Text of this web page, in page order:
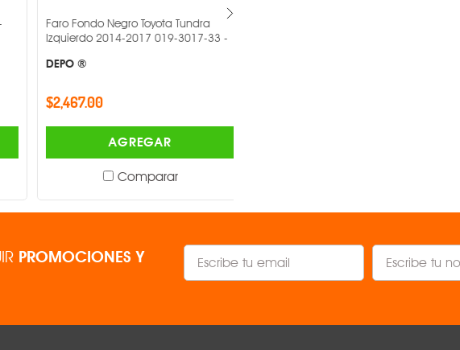
Faro Fondo Negro Toyota Tundra
Izquierdo 2014-2017 019-3017-33 -
DEPO ®
$2,467.00
AGREGAR
Comparar
PROMOCIONES Y